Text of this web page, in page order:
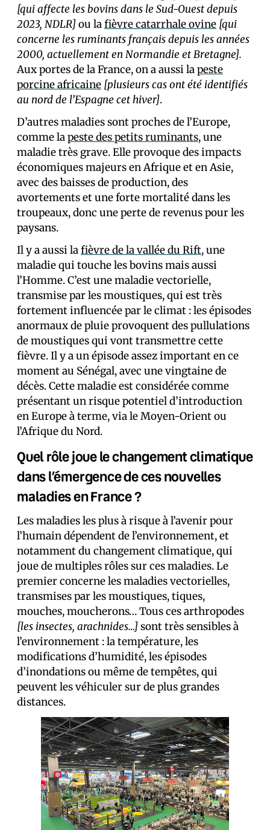
[qui affecte les bovins dans le Sud-Ouest depuis
2023, NDLR] ou lafièvre catarrhale ovine [qui
concerne les ruminants français depuis les années
2000, actuellement en Normandie et Bretagne].
Aux portes de la France, on a aussi lapeste
porcine africaine [plusieurs cas ont été identifiés
au nord de l’Espagne cet hiver].
D’autres maladies sont proches de l’Europe,
comme lapeste des petits ruminants, une
maladie très grave. Elle provoque des impacts
économiques majeurs en Afrique et en Asie,
avec des baisses de production, des
avortements et une forte mortalité dans les
troupeaux, donc une perte de revenus pour les
paysans.
Il y a aussi lafièvre de la vallée du Rift, une
maladie qui touche les bovins mais aussi
l’Homme. C’est une maladie vectorielle,
transmise par les moustiques, qui est très
fortement influencée par le climat : les épisodes
anormaux de pluie provoquent des pullulations
de moustiques qui vont transmettre cette
fièvre. Il y a un épisode assez important en ce
moment au Sénégal, avec une vingtaine de
décès. Cette maladie est considérée comme
présentant un risque potentiel d’introduction
en Europe à terme, via le Moyen-Orient ou
l’Afrique du Nord.
Quel rôle joue le changement climatique
dans l’émergence de ces nouvelles
maladies en France ?
Les maladies les plus à risque à l’avenir pour
l’humain dépendent de l’environnement, et
notamment du changement climatique, qui
joue de multiples rôles sur ces maladies. Le
premier concerne les maladies vectorielles,
transmises par les moustiques, tiques,
mouches, moucherons… Tous ces arthropodes
[les insectes, arachnides…] sont très sensibles à
l’environnement : la température, les
modifications d’humidité, les épisodes
d’inondations ou même de tempêtes, qui
peuvent les véhiculer sur de plus grandes
distances.